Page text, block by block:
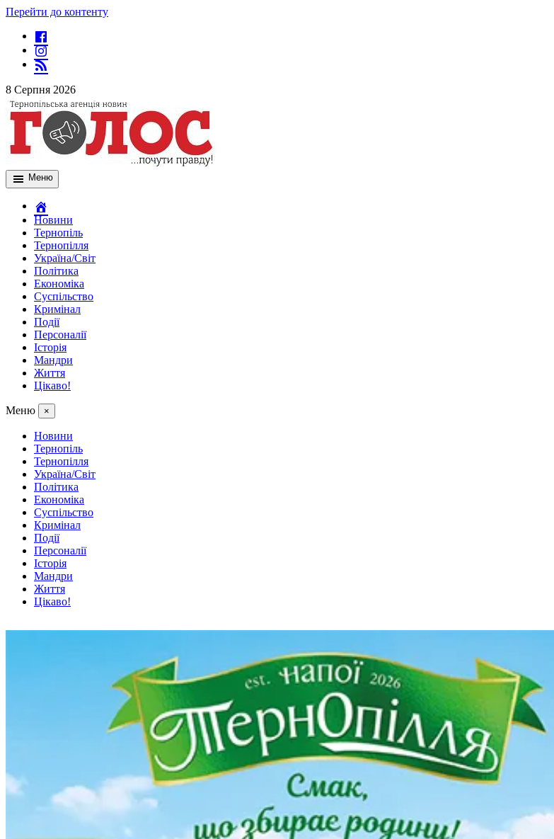
Перейти до контенту
8 Серпня 2026
Меню
Новини
Тернопіль
Тернопілля
Україна/Світ
Політика
Економіка
Суспільство
Кримінал
Події
Персоналії
Історія
Мандри
Життя
Цікаво!
Меню ×
Новини
Тернопіль
Тернопілля
Україна/Світ
Політика
Економіка
Суспільство
Кримінал
Події
Персоналії
Історія
Мандри
Життя
Цікаво!